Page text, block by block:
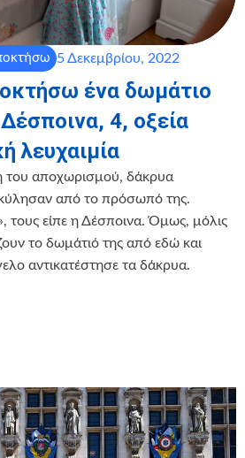
5 Δεκεμβρίου, 2022
ένα δωμάτιο
4, οξεία
λευχαιμία
του αποχωρισμού, δάκρυα
από το πρόσωπό της.
τους είπε η Δέσποινα. Όμως, μόλις
το δωμάτιό της από εδώ και
αντικατέστησε τα δάκρυα.